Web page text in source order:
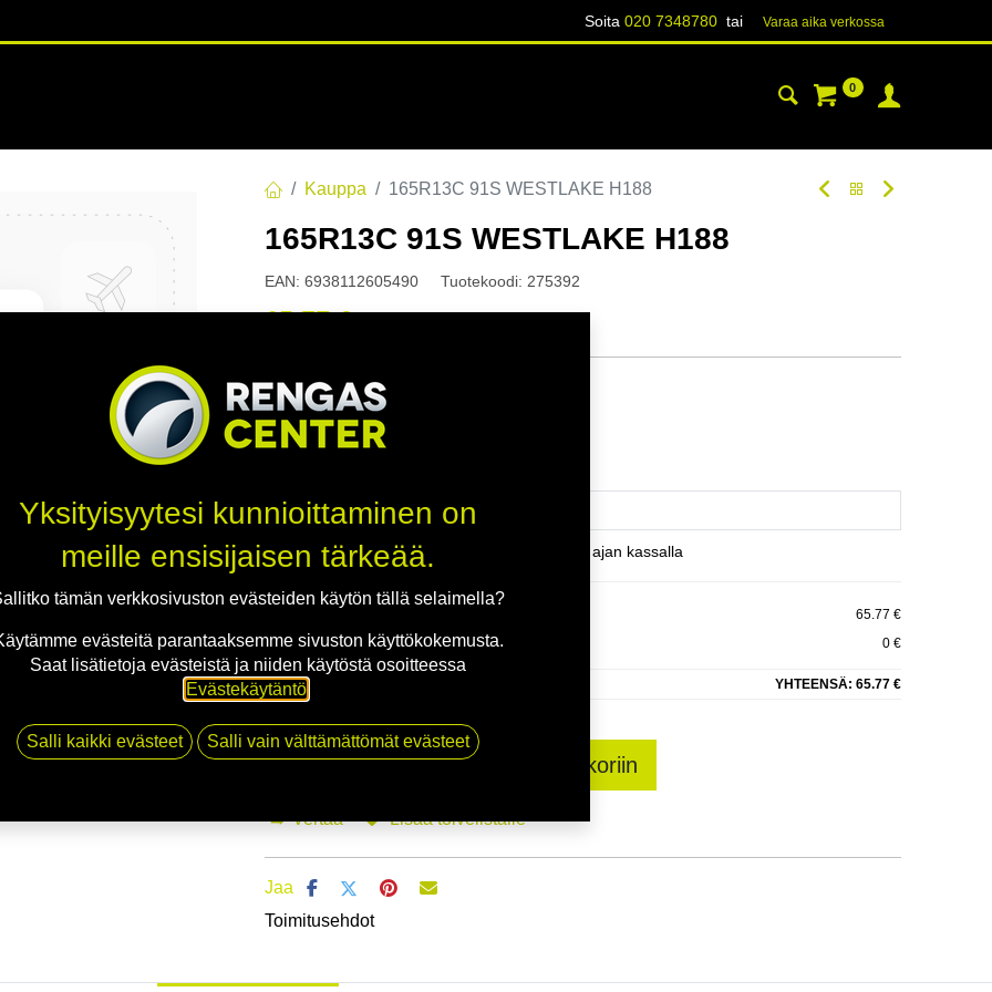
Soita 020 7348780tai Varaa aika verk​​​​ossa
0
Kauppa 165R13C 91S WESTLAKE H188
165R13C 91S WESTLAKE H188
EAN: 6938112605490 Tuotekoodi: 275392
65,77€
Toimittajilla (kotimaa):
Toimitusaika:
Mikäli valitset asennuksen, pääset varaamaan ajan kassalla
65.77 €
EI ASENNUSTA
0 €
YHTEENSÄ: 65.77 €
Lisää ostoskoriin
Vertaa Lisää toivelistalle
Jaa
Toimitusehdot
Yksityisyytesi kunnioittaminen on
meille ensisijaisen tärkeää.
tämän verkkosivuston evästeiden käytön tällä selaimella?
evästeitä parantaaksemme sivuston käyttökokemusta.
Saat lisätietoja evästeistä ja niiden käytöstä osoitteessa
Evästekäytäntö.
Salli kaikki evästeet Salli vain välttämättömät evästeet